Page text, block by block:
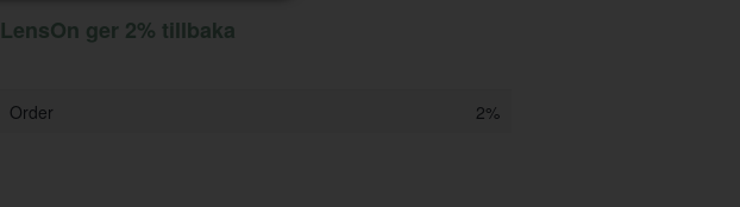
LensOn ger 2% tillbaka
Order 2%